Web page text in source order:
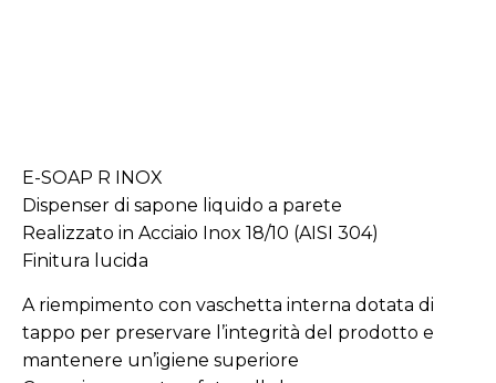
E-SOAP R INOX
Dispenser di sapone liquido a parete
Realizzato in Acciaio Inox 18/10 (AISI 304)
Finitura lucida
A riempimento con vaschetta interna dotata di
tappo per preservare l’integrità del prodotto e
mantenere un’igiene superiore